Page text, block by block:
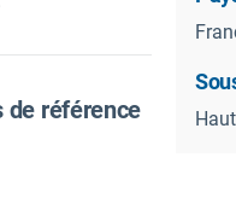
de référence